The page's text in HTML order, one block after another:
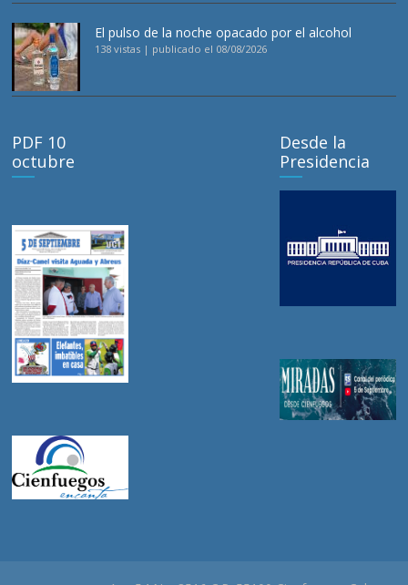
El pulso de la noche opacado por el alcohol
138 vistas | publicado el 08/08/2026
PDF 10
octubre
Desde la
Presidencia